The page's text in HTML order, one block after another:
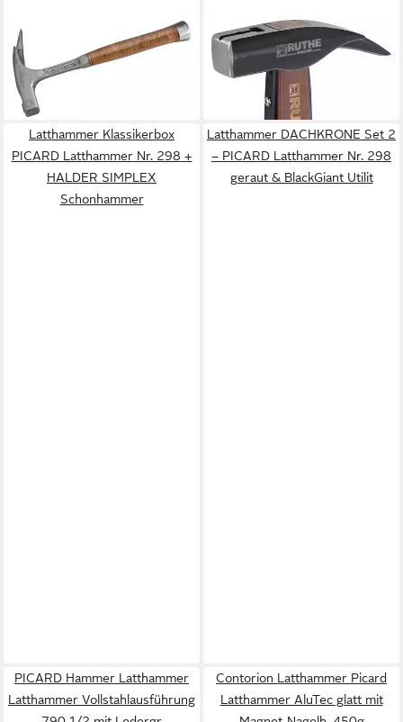
PEDDINGHAUS
Latthammer
ab 55,98 €
in 3-4 Werktagen bei dir
RUTHE
Latthammer RUTHE Retro
Latthammer Hickory 750g
in 2-3 Werktagen bei dir
Latthammer Klassikerbox
PICARD Latthammer Nr. 298 +
HALDER SIMPLEX
Schonhammer
Latthammer DACHKRONE Set 2
– PICARD Latthammer Nr. 298
geraut & BlackGiant Utilit
PICARD Hammer Latthammer
Latthammer Vollstahlausführung
Contorion Latthammer Picard
Latthammer AluTec glatt mit